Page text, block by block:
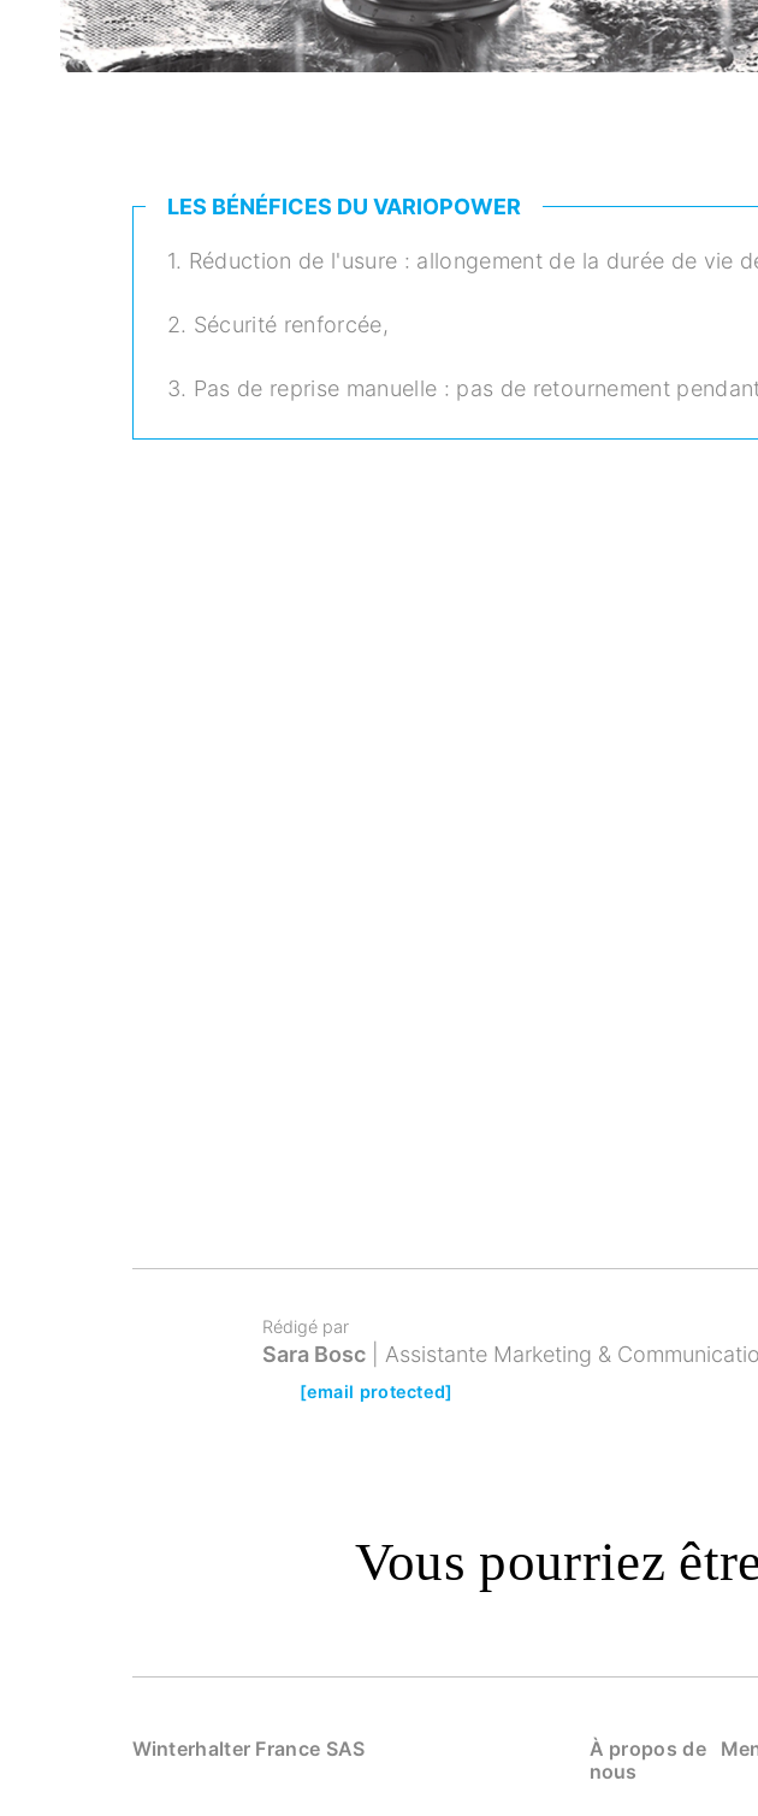
LES BÉNÉFICES DU VARIOPOWER
1. Réduction de l'usure : allongement de la durée de vie
2. Sécurité renforcée,
3. Pas de reprise manuelle : pas de retournement
Rédigé par
Sara Bosc Assistante Marketing &
[email protected]
Vous pourriez
Winterhalter France SAS
À propos de
nous